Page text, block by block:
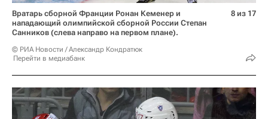
Вратарь сборной Франции Ронан Кеменер и
нападающий олимпийской сборной России Степан
Санников (слева направо на первом плане).
© РИА Новости / Александр Кондратюк
Перейти в медиабанк
8 из 17